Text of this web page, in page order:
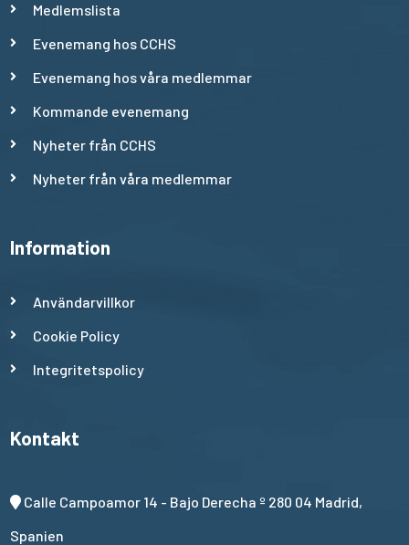
Medlemslista
Evenemang hos CCHS
Evenemang hos våra medlemmar
Kommande evenemang
Nyheter från CCHS
Nyheter från våra medlemmar
Information
Användarvillkor
Cookie Policy
Integritetspolicy
Kontakt
Calle Campoamor 14 - Bajo Derecha º 280 04 Madrid,
Spanien